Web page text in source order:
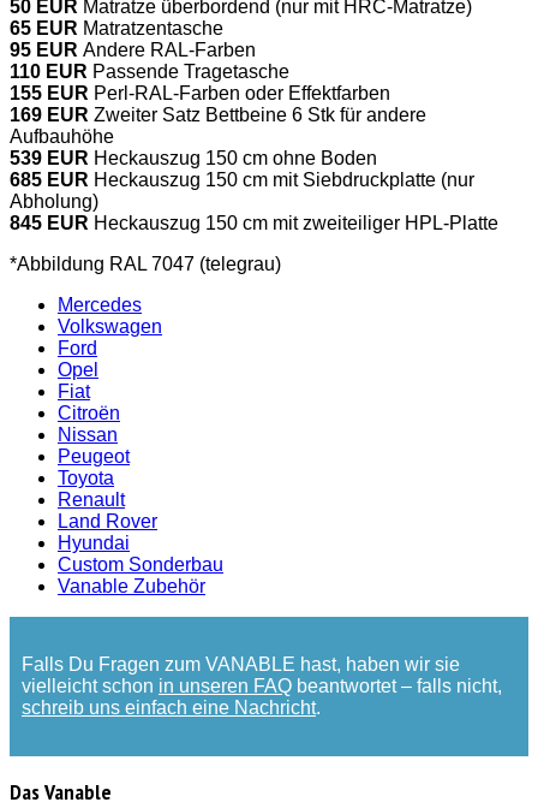
50 EUR Matratze überbordend (nur mit HRC-Matratze)
65 EUR Matratzentasche
95 EUR Andere RAL-Farben
110 EUR Passende Tragetasche
155 EUR Perl-RAL-Farben oder Effektfarben
169 EUR Zweiter Satz Bettbeine 6 Stk für andere
Aufbauhöhe
539 EUR Heckauszug 150 cm ohne Boden
685 EUR Heckauszug 150 cm mit Siebdruckplatte (nur
Abholung)
845 EUR Heckauszug 150 cm mit zweiteiliger HPL-Platte
*Abbildung RAL 7047 (telegrau)
Mercedes
Volkswagen
Ford
Opel
Fiat
Citroën
Nissan
Peugeot
Toyota
Renault
Land Rover
Hyundai
Custom Sonderbau
Vanable Zubehör
Falls Du Fragen zum VANABLE hast, haben wir sie
vielleicht schon in unseren FAQ beantwortet – falls nicht,
schreib uns einfach eine Nachricht.
Das Vanable